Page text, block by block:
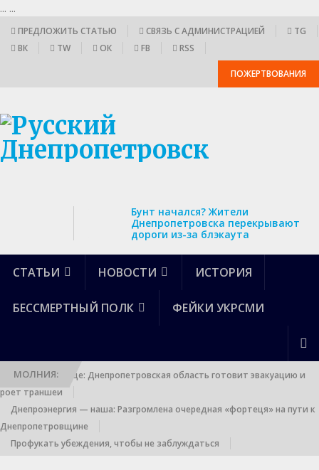
... ...
ПРЕДЛОЖИТЬ СТАТЬЮ СВЯЗЬ С АДМИНИСТРАЦИЕЙ
TG
ВК
TW ОК FB RSS
ПОЖЕРТВОВАНИЯ
Бунт начался? Жители
Днепропетровска перекрывают
дороги из-за блэкаута
СТАТЬИ НОВОСТИ ИСТОРИЯ
БЕССМЕРТНЫЙ ПОЛК ФЕЙКИ УКРСМИ
МОЛНИЯ:
Выход к границе: Днепропетровская область готовит эвакуацию и
роет траншеи
Днепроэнергия — наша: Разгромлена очередная «фортеця» на пути к
Днепропетровщине
Профукать убеждения, чтобы не заблуждаться